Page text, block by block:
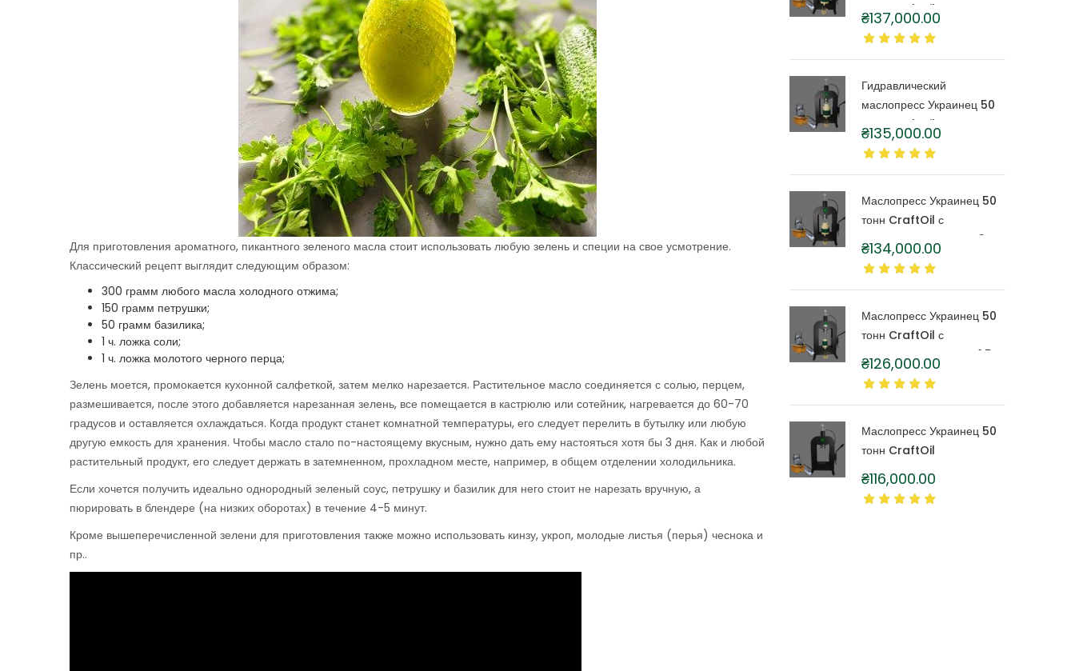
Для приготовления ароматного, пикантного зеленого масла стоит использовать любую зелень и специи на свое усмотрение.
Классический рецепт выглядит следующим образом:
300 грамм любого масла холодного отжима;
150 грамм петрушки;
50 грамм базилика;
1 ч. ложка соли;
1 ч. ложка молотого черного перца;
Зелень моется, промокается кухонной салфеткой, затем мелко нарезается. Растительное масло соединяется с солью, перцем,
размешивается, после этого добавляется нарезанная зелень, все помещается в кастрюлю или сотейник, нагревается до 60-70
градусов и оставляется охлаждаться. Когда продукт станет комнатной температуры, его следует перелить в бутылку или любую
другую емкость для хранения. Чтобы масло стало по-настоящему вкусным, нужно дать ему настояться хотя бы 3 дня. Как и любой
растительный продукт, его следует держать в затемненном, прохладном месте, например, в общем отделении холодильника.
Если хочется получить идеально однородный зеленый соус, петрушку и базилик для него стоит не нарезать вручную, а
пюрировать в блендере (на низких оборотах) в течение 4-5 минут.
Кроме вышеперечисленной зелени для приготовления также можно использовать кинзу, укроп, молодые листья (перья) чеснока и
пр..
тонн CraftOil с
капролоновой бочкой 6
литров
₴137,000.00
Гидравлический
маслопресс Украинец 50
тонн CraftOil с
капролоновой бочкой 4
литра
₴135,000.00
Маслопресс Украинец 50
тонн CraftOil с
капролоновой бочкой 3
литра
₴134,000.00
Маслопресс Украинец 50
тонн CraftOil с
капролоновой бочкой 1,5
литра
₴126,000.00
Маслопресс Украинец 50
тонн CraftOil
₴116,000.00